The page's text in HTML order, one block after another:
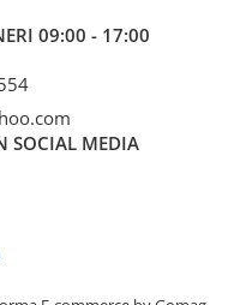
09:00 - 17:00
SOCIAL MEDIA